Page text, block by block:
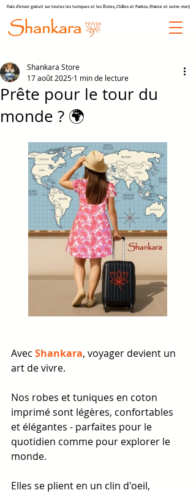
Frais d'envoi gratuit sur toutes les tuniques et les Étoles, Châles et Paréos. (France et outre-mer)
Prête pour le tour du
monde ? 🌍
Shankara Store
17 août 2025 1 min de lecture
Avec Shankara, voyager devient un
art de vivre.
Nos robes et tuniques en coton
imprimé sont légères, confortables
et élégantes - parfaites pour le
quotidien comme pour explorer le
monde.
Elles se plient en un clin d'oeil,